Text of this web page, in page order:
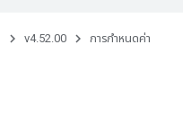
v4.52.00 การกำหนดค่า